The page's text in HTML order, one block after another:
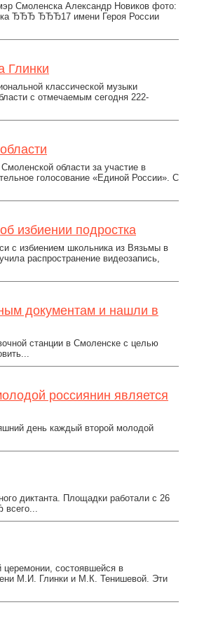
Смоленска Александр Новиков фото:
ЂЂЂ ЂЂЂ17 имени Героя России
Глинки
классической музыки
с отмечаемым сегодня 222-
области за участие в
голосование «Единой России». С
избиении подростка
с избиением школьника из Вязьмы в
распространение видеозапись,
документам и нашли в
станции в Смоленске с целью
россиянин является
день каждый второй молодой
диктанта. Площадки работали с 26
всего...
церемонии, состоявшейся в
М.И. Глинки и М.К. Тенишевой. Эти